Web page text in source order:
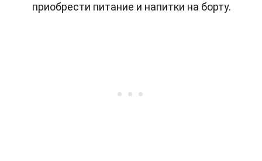
приобрести питание и напитки на борту.